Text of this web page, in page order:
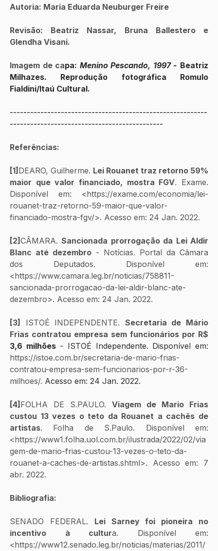
Autoria: Maria Eduarda Neuburger Freire
Revisão: Beatriz Nassar, Bruna Ballestero e
Glendha Visani.
Imagem de capa: Menino Pescando, 1997 - Beatriz
Milhazes. Reprodução fotográfica Romulo
Fialdini/Itaú Cultural.
----------------------------------------------------------
---------------------------------------------
Referências:
[1] DEARO, Guilherme. Lei Rouanet traz retorno 59%
maior que valor financiado, mostra FGV. Exame.
Disponível em: <https://exame.com/economia/lei-
rouanet-traz-retorno-59-maior-que-valor-
financiado-mostra-fgv/>. Acesso em: 24 Jan. 2022.
[2] CÂMARA. Sancionada prorrogação da Lei Aldir
Blanc até dezembro - Notícias. Portal da Câmara
dos Deputados. Disponível em:
<https://www.camara.leg.br/noticias/758811-
sancionada-prorrogacao-da-lei-aldir-blanc-ate-
dezembro>. Acesso em: 24 Jan. 2022.
[3] ISTOÉ INDEPENDENTE. Secretaria de Mário
3,6 milhões
https://istoe.com.br/secretaria-de-mario-frias-
contratou-empresa-sem-funcionarios-por-r-36-
milhoes/. Acesso em: 24 Jan. 2022.
[4] FOLHA DE S.PAULO. Viagem de Mario Frias
custou 13 vezes o teto da Rouanet a cachês de
artistas. Folha de S.Paulo. Disponível em:
<https://www1.folha.uol.com.br/ilustrada/2022/02/via
gem-de-mario-frias-custou-13-vezes-o-teto-da-
rouanet-a-caches-de-artistas.shtml>. Acesso em: 7
abr. 2022.
Bibliografia:
SENADO FEDERAL. Lei Sarney foi pioneira no
incentivo à cultura. Disponível em:
<https://www12.senado.leg.br/noticias/materias/2011/